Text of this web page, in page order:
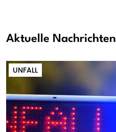
Aktuelle Nachrichten
UNFALL